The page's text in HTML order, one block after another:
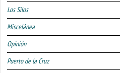
Los Silos
Miscelánea
Opinión
Puerto de la Cruz